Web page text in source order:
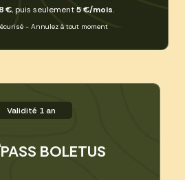
Validité 1 an
PASS BOLETUS
€, puis seulement5 €/mois.
- Annulez à tout moment